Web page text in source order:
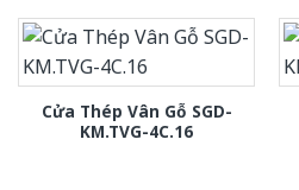
Cửa Thép Vân Gỗ SGD-
KM.TVG-4C.16